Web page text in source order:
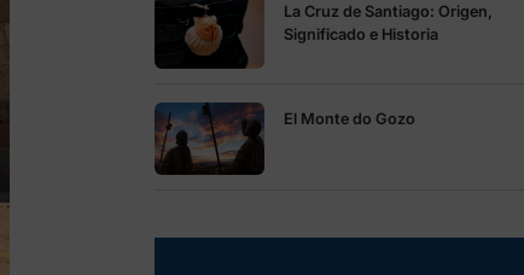
La Cruz de Santiago: Origen,
Significado e Historia
El Monte do Gozo